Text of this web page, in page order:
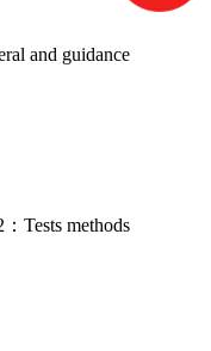
and guidance
Tests methods